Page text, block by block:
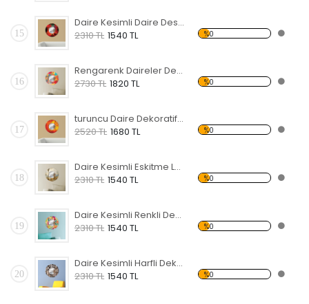
15
Daire Kesimli Daire Desenli Dekoratif Ahşap Çerçeveli Ayna
2310 TL 1540 TL %0
16
Rengarenk Daireler Dekoratif Ahşap Çerçeveli Ayna
2730 TL 1820 TL %0
17
turuncu Daire Dekoratif Ahşap Çerçeveli Ayna
2520 TL 1680 TL %0
18
Daire Kesimli Eskitme Lamba ve Köprü Desenli Dekoratif Ahşap Çerçeveli Ayna
2310 TL 1540 TL %0
19
Daire Kesimli Renkli Desenli Dekoratif Ahşap Çerçeveli Ayna
2310 TL 1540 TL %0
20
Daire Kesimli Harfli Dekoratif Ahşap Çerçeveli Ayna
2310 TL 1540 TL %0